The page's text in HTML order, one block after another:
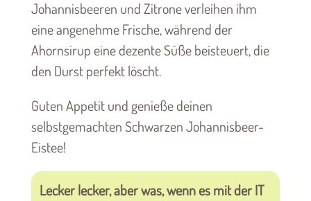
Johannisbeeren und Zitrone verleihen ihm
eine angenehme Frische, während der
Ahornsirup eine dezente Süße beisteuert, die
den Durst perfekt löscht.
Guten Appetit und genieße deinen
selbstgemachten Schwarzen Johannisbeer-
Eistee!
Lecker lecker, aber was, wenn es mit der IT